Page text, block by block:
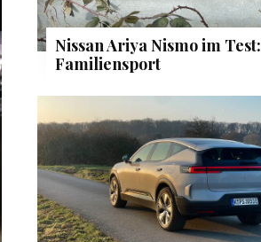
Nissan Ariya Nismo im Test:
Familiensport